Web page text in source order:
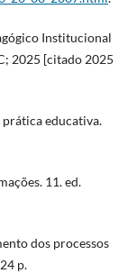
Institucional
2025 [citado 2025
prática educativa.
11. ed.
dos processos
p.